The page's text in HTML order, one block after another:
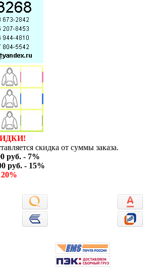
скидка от суммы заказа.
руб. - 7%
руб. - 15%
20%